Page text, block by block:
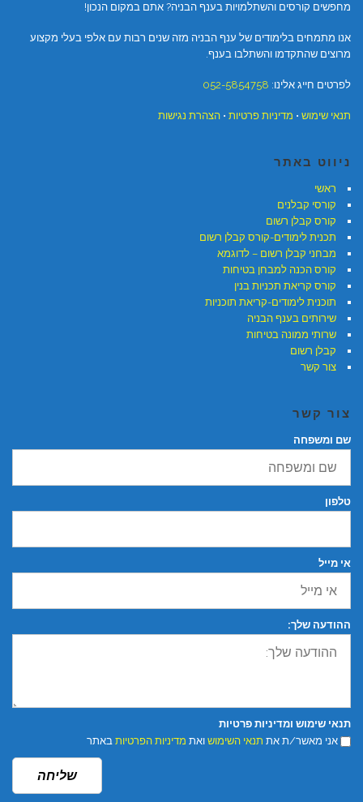
מחפשים קורסים והשתלמויות בענף הבניה? אתם במקום הנכון!
אנו מתמחים בלימודים של ענף הבניה מזה שנים רבות עם אלפי בעלי מקצוע
מרוצים שהתקדמו והשתלבו בענף.
לפרטים חייג אלינו: 052-5854758
תנאי שימוש • מדיניות פרטיות • הצהרת נגישות
ניווט באתר
ראשי
קורסי קבלנים
קורס קבלן רשום
תכנית לימודים-קורס קבלן רשום
מבחני קבלן רשום – לדוגמא
קורס הכנה למבחן בטיחות
קורס קריאת תכניות בנין
תוכנית לימודים-קריאת תוכניות
שירותים בענף הבניה
שרותי ממונה בטיחות
קבלן רשום
צור קשר
צור קשר
שם ומשפחה
טלפון
אי מייל
ההודעה שלך:
תנאי שימוש ומדיניות פרטיות
אני מאשר/ת את תנאי השימוש ואת מדיניות הפרטיות באתר
שליחה